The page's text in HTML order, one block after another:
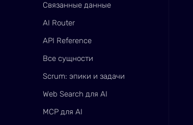
Связанные данные
AI Router
API Reference
Все сущности
Scrum: эпики и задачи
Web Search для AI
MCP для AI